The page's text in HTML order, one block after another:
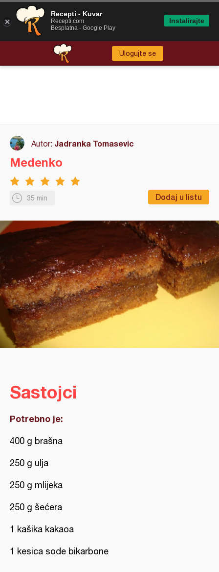
Ulogujte se
Autor: Jadranka Tomasevic
35 min Dodaj u listu
Medenko
Sastojci
Potrebno je:
400 g brašna
250 g ulja
250 g mlijeka
250 g šećera
1 kašika kakaoa
1 kesica sode bikarbone
Recepti - Kuvar
Recepti.com
Besplatna - Google Play
Instalirajte